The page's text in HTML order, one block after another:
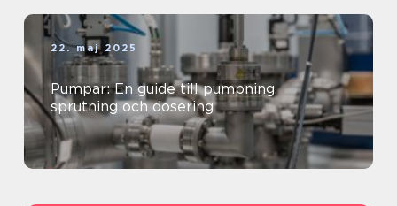
22. maj 2025
Pumpar: En guide till pumpning,
sprutning och dosering